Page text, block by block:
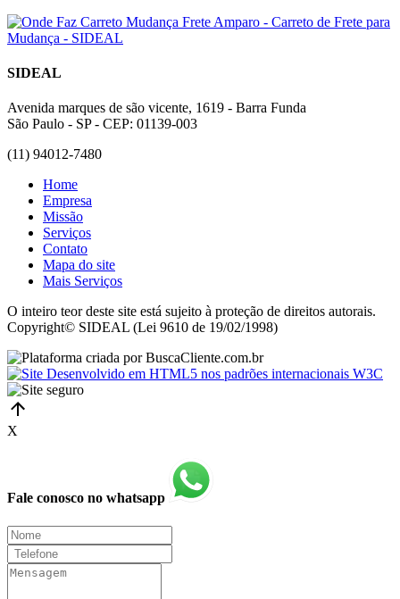
SIDEAL
Avenida marques de são vicente, 1619 - Barra Funda
São Paulo - SP - CEP: 01139-003
(11) 94012-7480
Home
Empresa
Missão
Serviços
Contato
Mapa do site
Mais Serviços
O inteiro teor deste site está sujeito à proteção de direitos autorais.
Copyright© SIDEAL (Lei 9610 de 19/02/1998)
X
Fale conosco no whatsapp